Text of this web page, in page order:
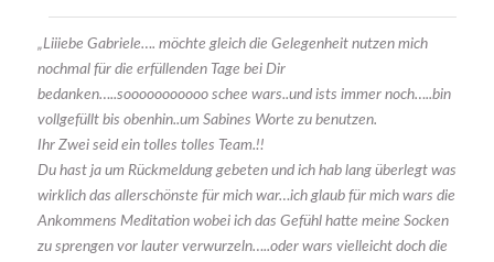
„Liiiebe Gabriele…. möchte gleich die Gelegenheit nutzen mich
nochmal für die erfüllenden Tage bei Dir
bedanken…..sooooooooooo schee wars..und ists immer noch…..bin
vollgefüllt bis obenhin..um Sabines Worte zu benutzen.
Ihr Zwei seid ein tolles tolles Team.!!
Du hast ja um Rückmeldung gebeten und ich hab lang überlegt was
wirklich das allerschönste für mich war…ich glaub für mich wars die
Ankommens Meditation wobei ich das Gefühl hatte meine Socken
zu sprengen vor lauter verwurzeln…..oder wars vielleicht doch die